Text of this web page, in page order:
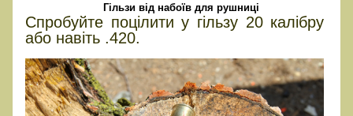
Гільзи від набоїв для рушниці
Спробуйте поцілити у гільзу 20 калібру
або навіть .420.